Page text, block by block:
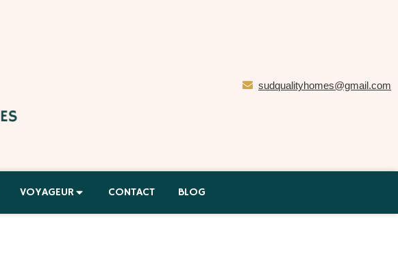
sudqualityhomes@gmail.com
VOYAGEUR CONTACT BLOG